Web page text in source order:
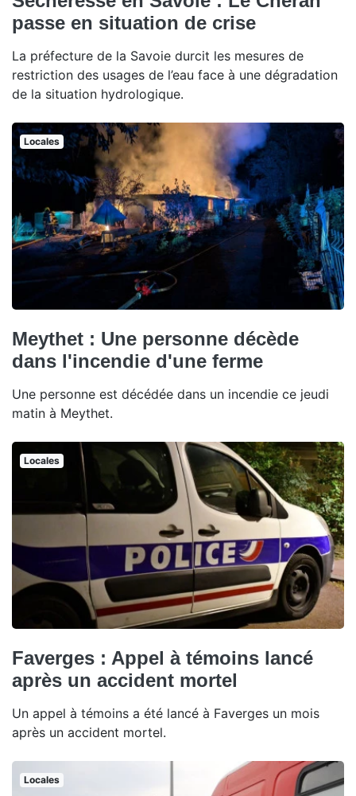
passe en situation de crise
La préfecture de la Savoie durcit les mesures de
restriction des usages de l’eau face à une dégradation
de la situation hydrologique.
Locales
Meythet : Une personne décède
dans l'incendie d'une ferme
Une personne est décédée dans un incendie ce jeudi
matin à Meythet.
Locales
Faverges : Appel à témoins lancé
après un accident mortel
Un appel à témoins a été lancé à Faverges un mois
après un accident mortel.
Locales